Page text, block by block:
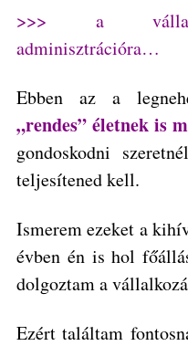
>>> a
adminisztrációra…
Ebben az a
„rendes” életnek is
gondoskodni
teljesítened kell.
Ismerem ezeket a
évben én is hol
dolgoztam a
Ezért találtam